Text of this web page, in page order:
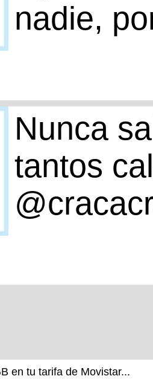
nadie,
Nunca
tantos
en tu tarifa de Movistar...